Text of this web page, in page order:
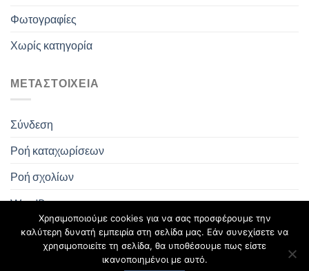
Φωτογραφίες
Χωρίς κατηγορία
ΜΕΤΑΣΤΟΙΧΕΊΑ
Σύνδεση
Ροή καταχωρίσεων
Ροή σχολίων
WordPress.org
Χρησιμοποιούμε cookies για να σας προσφέρουμε την
καλύτερη δυνατή εμπειρία στη σελίδα μας. Εάν συνεχίσετε να
χρησιμοποιείτε τη σελίδα, θα υποθέσουμε πως είστε
ικανοποιημένοι με αυτό.